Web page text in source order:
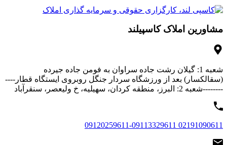
مشاورین املاک کاسپیلند
شعبه 1: گیلان رشت جاده سراوان به فومن جاده جیرده
(سقالکسار) بعد از ورزشگاه سردار جنگل روبروی ایستگاه قطار----
--------شعبه 2: البرز، منطقه کردان، سهیلیه، خ ولیعصر، سنقرآباد
02191090611 09120259611-09113329611